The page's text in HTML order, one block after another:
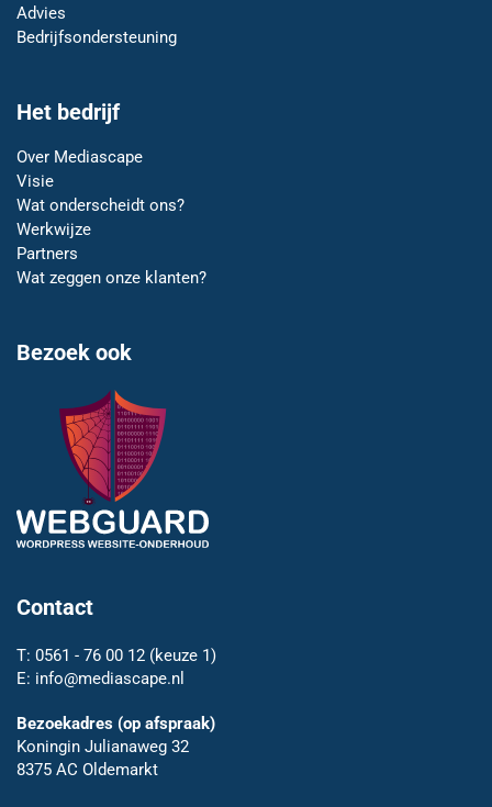
Advies
Bedrijfsondersteuning
Het bedrijf
Over Mediascape
Visie
Wat onderscheidt ons?
Werkwijze
Partners
Wat zeggen onze klanten?
Bezoek ook
Contact
T: 0561 - 76 00 12 (keuze 1)
E: info@mediascape.nl
Bezoekadres (op afspraak)
Koningin Julianaweg 32
8375 AC Oldemarkt